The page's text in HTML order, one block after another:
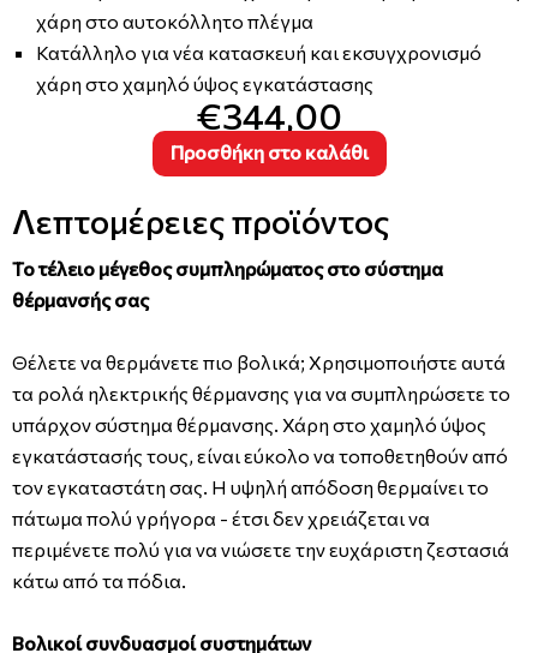
χάρη στο αυτοκόλλητο πλέγμα
Κατάλληλο για νέα κατασκευή και εκσυγχρονισμό
χάρη στο χαμηλό ύψος εγκατάστασης
€344,00
Προσθήκη στο καλάθι
Λεπτομέρειες προϊόντος
Το τέλειο μέγεθος συμπληρώματος στο σύστημα
θέρμανσής σας
Θέλετε να θερμάνετε πιο βολικά; Χρησιμοποιήστε αυτά
τα ρολά ηλεκτρικής θέρμανσης για να συμπληρώσετε το
υπάρχον σύστημα θέρμανσης. Χάρη στο χαμηλό ύψος
εγκατάστασής τους, είναι εύκολο να τοποθετηθούν από
τον εγκαταστάτη σας. Η υψηλή απόδοση θερμαίνει το
πάτωμα πολύ γρήγορα - έτσι δεν χρειάζεται να
περιμένετε πολύ για να νιώσετε την ευχάριστη ζεστασιά
κάτω από τα πόδια.
Βολικοί συνδυασμοί συστημάτων